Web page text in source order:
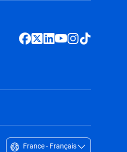
France - Français